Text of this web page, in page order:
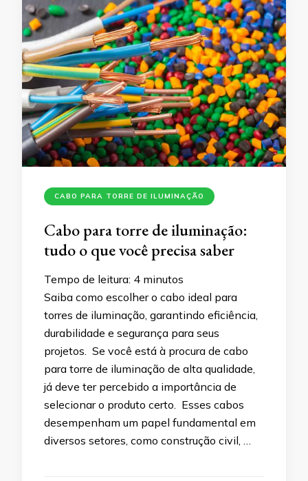
CABO PARA TORRE DE ILUMINAÇÃO
Cabo para torre de iluminação:
tudo o que você precisa saber
Tempo de leitura: 4 minutos
Saiba como escolher o cabo ideal para
torres de iluminação, garantindo eficiência,
durabilidade e segurança para seus
projetos. Se você está à procura de cabo
para torre de iluminação de alta qualidade,
já deve ter percebido a importância de
selecionar o produto certo. Esses cabos
desempenham um papel fundamental em
diversos setores, como construção civil, …